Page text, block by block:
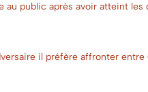
au public après avoir atteint
il préfère affronter entre